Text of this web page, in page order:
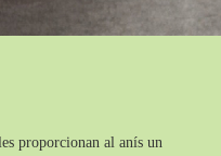
proporcionan al anís un